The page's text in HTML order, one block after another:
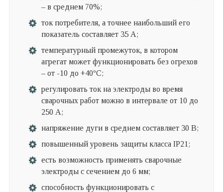
– в среднем 70%;
ток потребителя, а точнее наибольший его
показатель составляет 35 А;
температурный промежуток, в котором
агрегат может функционировать без огрехов
– от -10 до +40ºC;
регулировать ток на электроды во время
сварочных работ можно в интервале от 10 до
250 А;
напряжение дуги в среднем составляет 30 В;
повышенный уровень защиты класса IP21;
есть возможность применять сварочные
электроды с сечением до 6 мм;
способность функционировать с